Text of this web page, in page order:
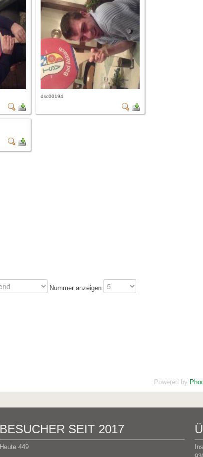
dsc00194
Nummer anzeigen
Powered by
BESUCHER SEIT 2017
Heute449